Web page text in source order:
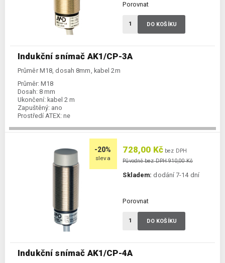
Indukční snímač AK1/CP-3A
Průměr M18, dosah 8mm, kabel 2m
Průměr: M18
Dosah: 8 mm
Ukončení: kabel 2 m
Zapuštěný: ano
Prostředí ATEX: ne
Porovnat
DO KOŠÍKU
-20%
sleva
Indukční snímač AK1/CP-4A
728,00 Kč bez DPH
Původně bez DPH 910,00 Kč
Skladem: dodání 7-14 dní
Porovnat
DO KOŠÍKU